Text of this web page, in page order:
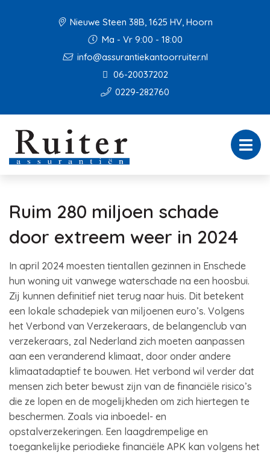
Nieuwe Steen 38B, 1625 HV, Hoorn
Ma - Vr 9:00 - 18:00
info@assurantiekantoorruiter.nl
06-20037202
0229-282760
Ruim 280 miljoen schade
door extreem weer in 2024
In april 2024 moesten tientallen gezinnen in Enschede
hun woning uit vanwege waterschade na een hoosbui.
Zij kunnen definitief niet terug naar huis. Dit betekent
een lokale schadepiek van miljoenen euro’s. Volgens
het Verbond van Verzekeraars, de belangenclub van
verzekeraars, zal Nederland zich moeten aanpassen
aan een veranderend klimaat, door onder andere
klimaatadaptief te bouwen. Het verbond wil verder dat
mensen zich beter bewust zijn van de financiële risico’s
die ze lopen en de mogelijkheden om zich hiertegen te
beschermen. Zoals via inboedel- en
opstalverzekeringen. Een laagdrempelige en
toegankelijke periodieke financiële APK kan volgens het